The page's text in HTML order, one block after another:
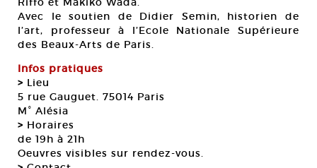
Avec le soutien de Didier Semin, historien de
l’art, professeur à l’Ecole Nationale Supérieure
des Beaux-Arts de Paris.
Infos pratiques
> Lieu
5 rue Gauguet. 75014 Paris
M° Alésia
> Horaires
de 19h à 21h
Oeuvres visibles sur rendez-vous.